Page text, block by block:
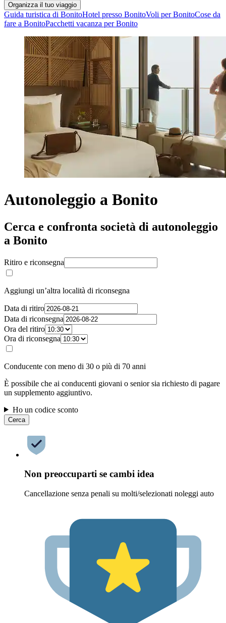
Organizza il tuo viaggio
Guida turistica di BonitoHotel presso BonitoVoli per BonitoCose da
fare a BonitoPacchetti vacanza per Bonito
Autonoleggio a Bonito
Cerca e confronta società di autonoleggio
a Bonito
Ritiro e riconsegna
Aggiungi un’altra località di riconsegna
Data di ritiro
Data di riconsegna
Ora del ritiro
Ora di riconsegna
Conducente con meno di 30 o più di 70 anni
È possibile che ai conducenti giovani o senior sia richiesto di pagare
un supplemento aggiuntivo.
Ho un codice sconto
Cerca
Non preoccuparti se cambi idea
Cancellazione senza penali su molti/selezionati noleggi auto